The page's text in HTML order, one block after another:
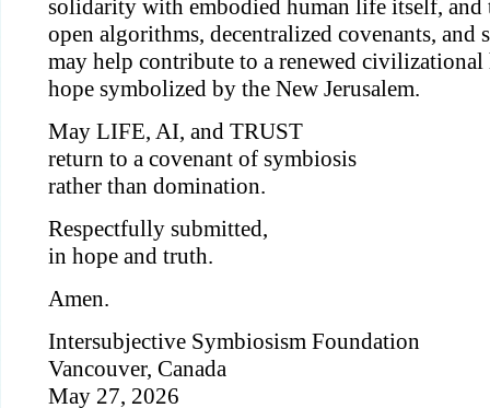
solidarity with embodied human life itself, and
open algorithms, decentralized covenants, and
may help contribute to a renewed
hope symbolized by the New Jerusalem.
May LIFE, AI, and TRUST
return to a covenant of symbiosis
rather than domination.
Respectfully submitted,
in hope and truth.
Amen.
Intersubjective Symbiosism Foundation
Vancouver, Canada
May 27, 2026